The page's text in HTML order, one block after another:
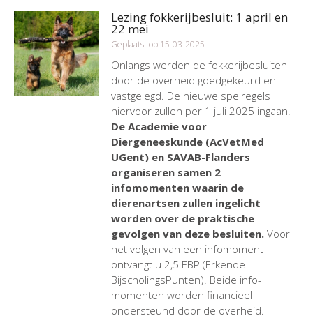
Lezing fokkerijbesluit: 1 april en
22 mei
Geplaatst op 15-03-2025
Onlangs werden de fokkerijbesluiten
door de overheid goedgekeurd en
vastgelegd. De nieuwe spelregels
hiervoor zullen per 1 juli 2025 ingaan.
De Academie voor
Diergeneeskunde (AcVetMed
UGent) en SAVAB-Flanders
organiseren samen 2
infomomenten waarin de
dierenartsen zullen ingelicht
worden over de praktische
gevolgen van deze besluiten. Voor
het volgen van een infomoment
ontvangt u 2,5 EBP (Erkende
BijscholingsPunten). Beide info-
momenten worden financieel
ondersteund door de overheid.